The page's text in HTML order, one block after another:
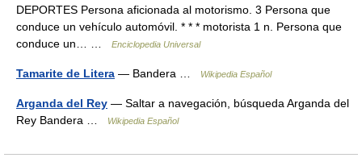
DEPORTES Persona aficionada al motorismo. 3 Persona que
conduce un vehículo automóvil. * * * motorista 1 n. Persona que
conduce un… …
Enciclopedia Universal
Tamarite de Litera — Bandera … Wikipedia Español
Arganda del Rey — Saltar a navegación, búsqueda Arganda del
Rey Bandera …
Wikipedia Español